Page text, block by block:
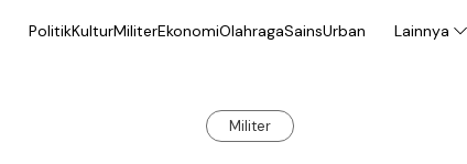
PolitikKulturMiliterEkonomiOlahragaSainsUrban Lainnya
Militer